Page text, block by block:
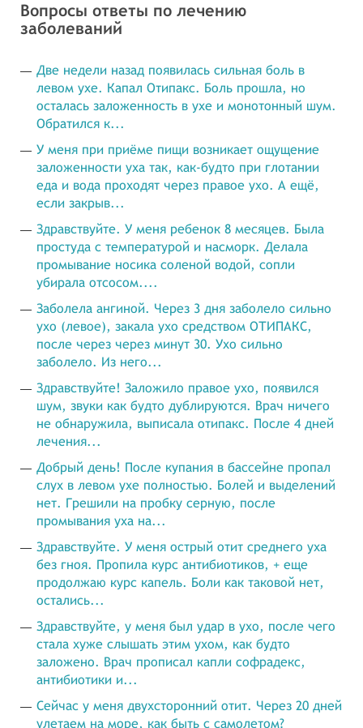
Вопросы ответы по лечению
заболеваний
Две недели назад появилась сильная боль в
левом ухе. Капал Отипакс. Боль прошла, но
осталась заложенность в ухе и монотонный шум.
Обратился к...
У меня при приёме пищи возникает ощущение
заложенности уха так, как-будто при глотании
еда и вода проходят через правое ухо. А ещё,
если закрыв...
Здравствуйте. У меня ребенок 8 месяцев. Была
простуда с температурой и насморк. Делала
промывание носика соленой водой, сопли
убирала отсосом....
Заболела ангиной. Через 3 дня заболело сильно
ухо (левое), закала ухо средством ОТИПАКС,
после через через минут 30. Ухо сильно
заболело. Из него...
Здравствуйте! Заложило правое ухо, появился
шум, звуки как будто дублируются. Врач ничего
не обнаружила, выписала отипакс. После 4 дней
лечения...
Добрый день! После купания в бассейне пропал
слух в левом ухе полностью. Болей и выделений
нет. Грешили на пробку серную, после
промывания уха на...
Здравствуйте. У меня острый отит среднего уха
без гноя. Пропила курс антибиотиков, + еще
продолжаю курс капель. Боли как таковой нет,
остались...
Здравствуйте, у меня был удар в ухо, после чего
стала хуже слышать этим ухом, как будто
заложено. Врач прописал капли софрадекс,
антибиотики и...
Сейчас у меня двухсторонний отит. Через 20 дней
улетаем на море, как быть с самолетом?